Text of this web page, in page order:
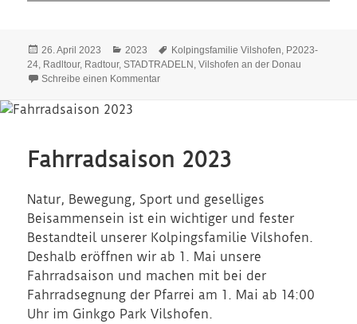
Veröffentlicht
am
26. April 2023 Kategorien
2023 Schlagwörter
Kolpingsfamilie Vilshofen, P2023-
24, Radltour, Radtour,STADTRADELN,Vilshofen an der Donau
Schreibe einen Kommentarzu Stadtradeln 2023
Fahrradsaison 2023
Natur, Bewegung, Sport und geselliges
Beisammensein ist ein wichtiger und fester
Bestandteil unserer Kolpingsfamilie Vilshofen.
Deshalb eröffnen wir ab 1. Mai unsere
Fahrradsaison und machen mit bei der
Fahrradsegnung der Pfarrei am 1. Mai ab 14:00
Uhr im Ginkgo Park Vilshofen.